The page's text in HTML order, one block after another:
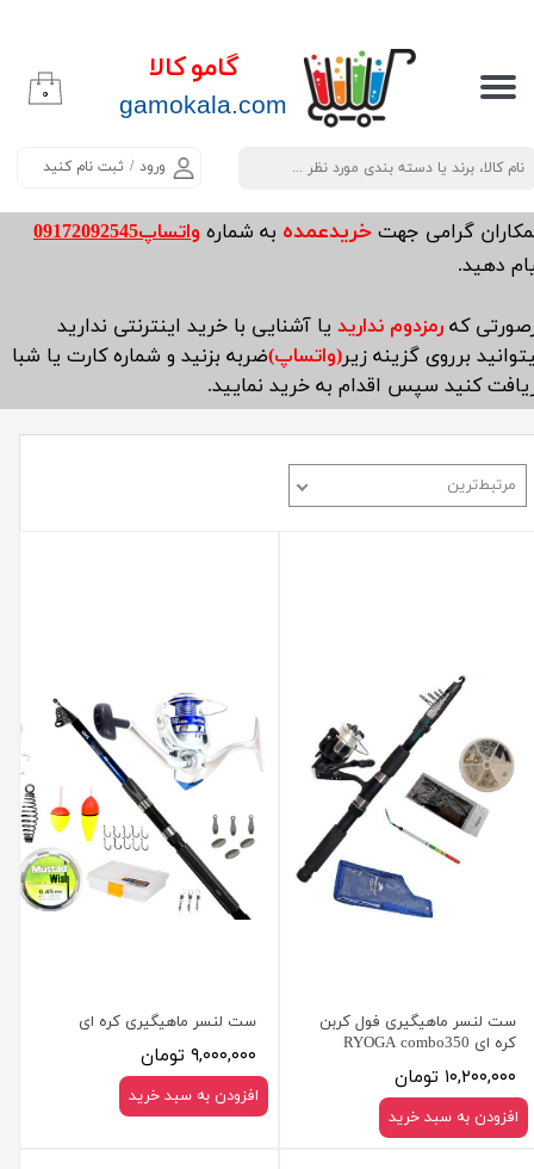
گامو کالا
​​​​​​gamokala.com
ورود / ثبت نام کنید
حساب کاربری من
تغییر گذر واژه
سفارشات
خروج از حساب کاربری
۰
گرامی جهت خریدعمده به شماره واتساپ09172092545
دهید.
که رمزدوم ندارید یا آشنایی با خرید اینترنتی ندارید
برروی گزینه زیر(واتساپ)ضربه بزنید و شماره کارت یا شبا
کنید سپس اقدام به خرید نمایید.
مرتبط‌ترین
ست لنسر ماهیگیری فول کربن
کره ای RYOGA combo350
۱۰,۲۰۰,۰۰۰ تومان
افزودن به سبد خرید
ست لنسر ماهیگیری کره ای
۹,۰۰۰,۰۰۰ تومان
افزودن به سبد خرید